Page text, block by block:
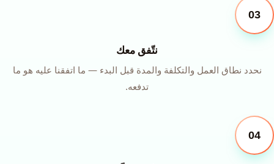
03
نتّفق معك
نحدد نطاق العمل والتكلفة والمدة قبل البدء — ما اتفقنا عليه هو ما
تدفعه.
04